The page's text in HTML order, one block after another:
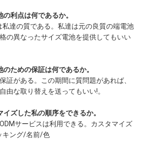
リー充電器
パック
パックの
ン電池パック
灯バッテリー
利点は何であるか。
私達の質である。私達は元の良質の端電池
の異なったサイズ電池を提供してもいい
のための保証は何であるか。
証がある。この期間に質問題があれば、
由な取り替えを送ってもいい!。
イズした私の順序をできるか。
サービスは利用できる。カスタマイズ
キング/名前/色